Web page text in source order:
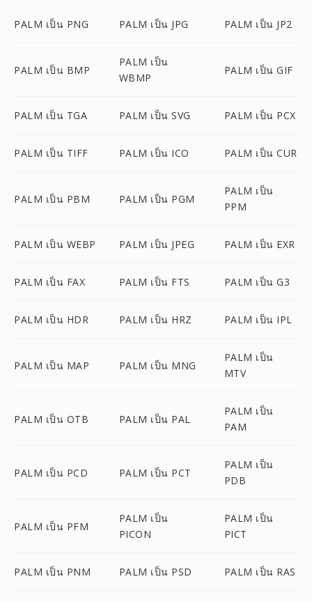
PALM เป็น PNG PALM เป็น JPG PALM เป็น JP2
PALM เป็น BMP
PALM เป็น
WBMP
PALM เป็น GIF
PALM เป็น TGA PALM เป็น SVG PALM เป็น PCX
PALM เป็น TIFF PALM เป็น ICO PALM เป็น CUR
PALM เป็น PBM PALM เป็น PGM
PALM เป็น
PPM
PALM เป็น WEBP PALM เป็น JPEG PALM เป็น EXR
PALM เป็น FAX PALM เป็น FTS PALM เป็น G3
PALM เป็น HDR PALM เป็น HRZ PALM เป็น IPL
PALM เป็น MAP PALM เป็น MNG
PALM เป็น
MTV
PALM เป็น OTB PALM เป็น PAL
PALM เป็น
PAM
PALM เป็น PCD PALM เป็น PCT
PALM เป็น
PDB
PALM เป็น PFM
PALM เป็น
PICON
PALM เป็น
PICT
PALM เป็น PNM PALM เป็น PSD PALM เป็น RAS